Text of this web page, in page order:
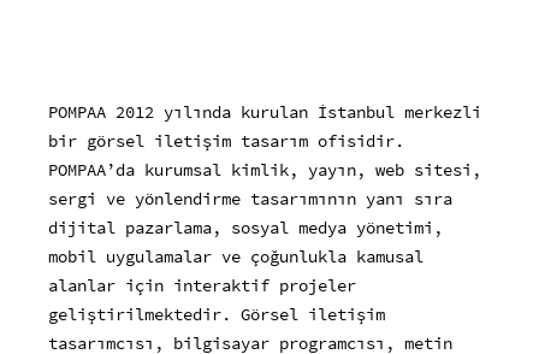
POMPAA 2012 yılında kurulan İstanbul merkezli
bir görsel iletişim tasarım ofisidir.
POMPAA’da kurumsal kimlik, yayın, web sitesi,
sergi ve yönlendirme tasarımının yanı sıra
dijital pazarlama, sosyal medya yönetimi,
mobil uygulamalar ve çoğunlukla kamusal
alanlar için interaktif projeler
geliştirilmektedir. Görsel iletişim
tasarımcısı, bilgisayar programcısı, metin